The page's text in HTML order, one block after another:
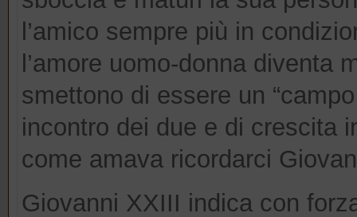
l’amico sempre più in
l’amore uomo-donna diventa
smettono di essere un
incontro dei due e di crescita
come amava ricordarci
Giovanni XXIII indica con